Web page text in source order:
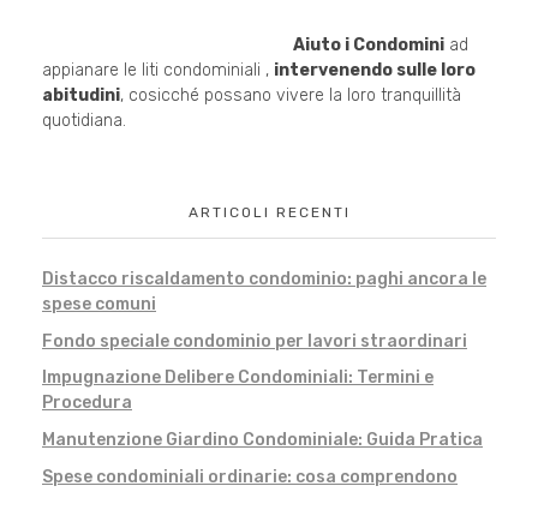
Aiuto i Condominiad
appianare le liti condominiali , intervenendo sulle loro
abitudini, cosicché possano vivere la loro tranquillità
quotidiana.
ARTICOLI RECENTI
Distacco riscaldamento condominio: paghi ancora le
spese comuni
Fondo speciale condominio per lavori straordinari
Impugnazione Delibere Condominiali: Termini e
Procedura
Manutenzione Giardino Condominiale: Guida Pratica
Spese condominiali ordinarie: cosa comprendono